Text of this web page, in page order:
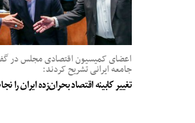
اعضای کمیسیون اقتصادی مجلس در
جامعه ایرانی تشریح کردند:
تغییر کابینه اقتصاد بحران‌زده ایران را